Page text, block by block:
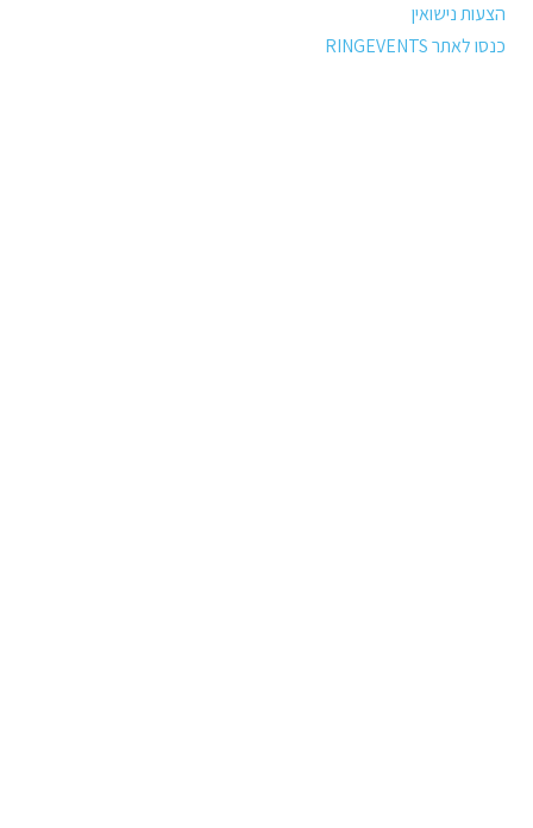
הצעות נישואין
כנסו לאתר RINGEVENTS